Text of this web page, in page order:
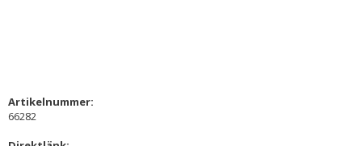
Artikelnummer:
66282